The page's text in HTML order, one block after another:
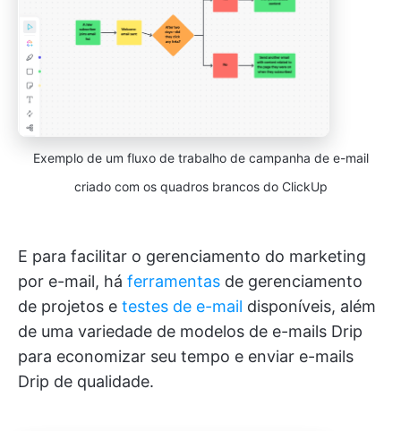
Exemplo de um fluxo de trabalho de campanha de e-mail
criado com os quadros brancos do ClickUp
E para facilitar o gerenciamento do marketing
por e-mail, há ferramentas de gerenciamento
de projetos e testes de e-mail disponíveis, além
de uma variedade de modelos de e-mails Drip
para economizar seu tempo e enviar e-mails
Drip de qualidade.